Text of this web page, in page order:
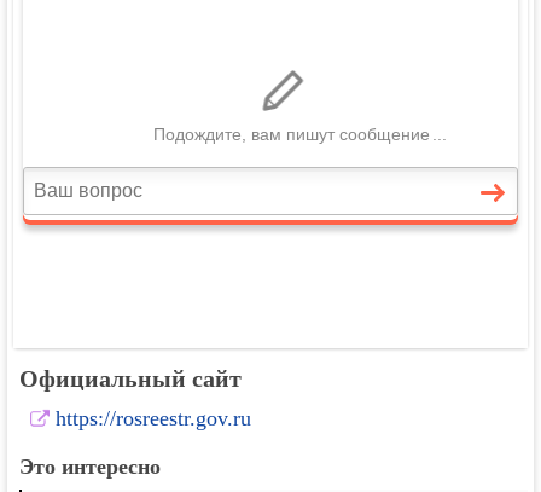
Официальный сайт
https://rosreestr.gov.ru
Это интересно